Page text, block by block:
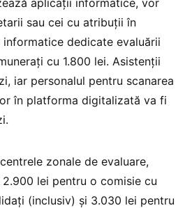
sau cei cu atribuții în
dedicate evaluării
cu 1.800 lei. Asistenții
iar personalul pentru scanarea
în platforma digitalizată va fi
zonale de evaluare,
lei pentru o comisie cu
(inclusiv) și 3.030 lei pentru